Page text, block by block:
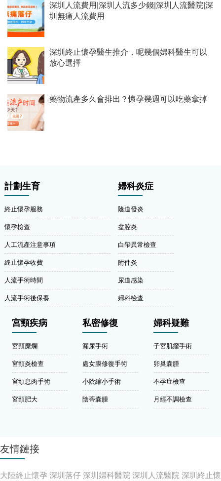
深圳人流費用|深圳人流多少錢|深圳人流醫院|深
圳無痛人流費用
深圳終止懷孕醫生推介，呢幾個婦科醫生可以
放心選擇
藥物流產多久會排出？懷孕幾週可以吃藥拿掉
計劃生育
終止懷孕服務
懷孕檢查
人工流產注意事項
終止懷孕收費
人流手術時間
人流手術後保養
婦科炎症
陰道發炎
盆腔炎
白帶異常檢查
附件炎
尿道感染
婦科檢查
宮頸疾病
宮頸糜爛
宮頸炎檢查
宮頸息肉手術
宮頸肥大
私密修復
漏尿手術
處女膜修復手術
小陰縮小手術
陰蒂囊腫
婦科疑難
子宮肌瘤手術
卵巢囊腫
不孕症檢查
月經不調檢查
友情鏈接
大陸終止懷孕 深圳落仔深圳婦科醫院深圳人流醫院深圳終止懷